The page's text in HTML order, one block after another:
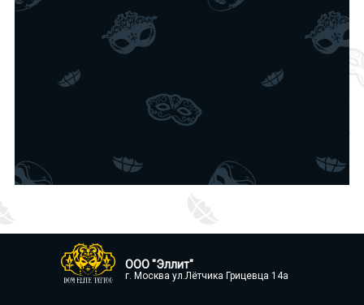
ООО "Эллит"
г. Москва ул.Лётчика Грицевца 14а